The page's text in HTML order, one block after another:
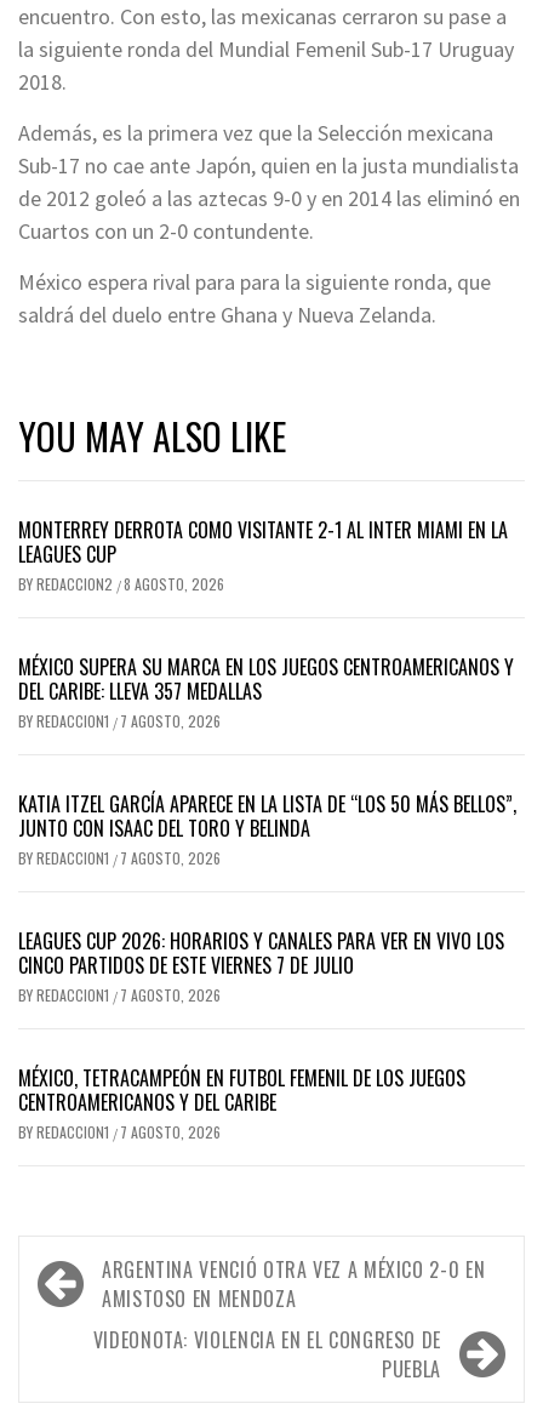
encuentro. Con esto, las mexicanas cerraron su pase a
la siguiente ronda del Mundial Femenil Sub-17 Uruguay
2018.
Además, es la primera vez que la Selección mexicana
Sub-17 no cae ante Japón, quien en la justa mundialista
de 2012 goleó a las aztecas 9-0 y en 2014 las eliminó en
Cuartos con un 2-0 contundente.
México espera rival para para la siguiente ronda, que
saldrá del duelo entre Ghana y Nueva Zelanda.
YOU MAY ALSO LIKE
MONTERREY DERROTA COMO VISITANTE 2-1 AL INTER MIAMI EN LA
LEAGUES CUP
BYREDACCION2 /8 AGOSTO, 2026
MÉXICO SUPERA SU MARCA EN LOS JUEGOS CENTROAMERICANOS Y
DEL CARIBE: LLEVA 357 MEDALLAS
BYREDACCION1 / 7 AGOSTO, 2026
KATIA ITZEL GARCÍA APARECE EN LA LISTA DE “LOS 50 MÁS BELLOS”,
JUNTO CON ISAAC DEL TORO Y BELINDA
BYREDACCION1 / 7 AGOSTO, 2026
LEAGUES CUP 2026: HORARIOS Y CANALES PARA VER EN VIVO LOS
CINCO PARTIDOS DE ESTE VIERNES 7 DE JULIO
BYREDACCION1 / 7 AGOSTO, 2026
MÉXICO, TETRACAMPEÓN EN FUTBOL FEMENIL DE LOS JUEGOS
CENTROAMERICANOS Y DEL CARIBE
BYREDACCION1 / 7 AGOSTO, 2026
Navegación
de
entradas
ARGENTINA VENCIÓ OTRA VEZ A MÉXICO 2-0 EN
AMISTOSO EN MENDOZA
VIDEONOTA: VIOLENCIA EN EL CONGRESO DE
PUEBLA